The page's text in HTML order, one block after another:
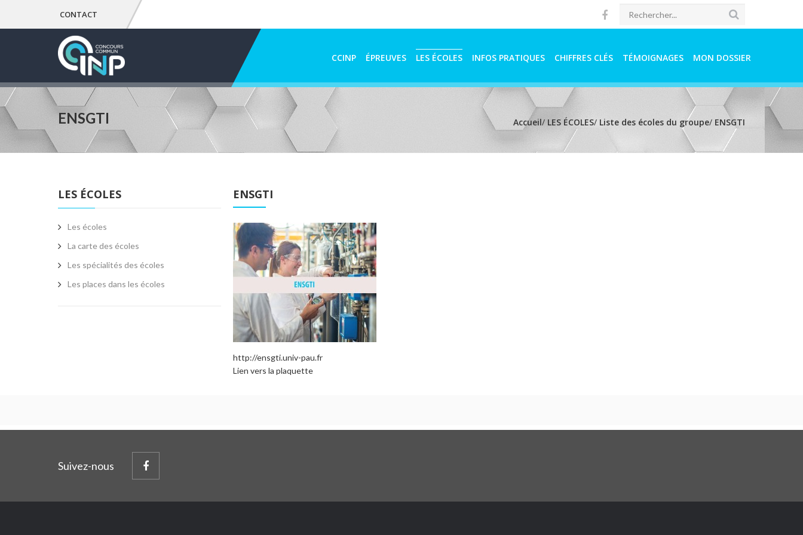
CONTACT
CCINP ÉPREUVES LES ÉCOLES INFOS PRATIQUES CHIFFRES CLÉS TÉMOIGNAGES MON DOSSIER
ENSGTI Accueil/ LES ÉCOLES/ Liste des écoles du groupe/ ENSGTI
ENSGTI
http://ensgti.univ-pau.fr
Lien vers la plaquette
LES ÉCOLES
Les écoles
La carte des écoles
Les spécialités des écoles
Les places dans les écoles
Suivez-nous